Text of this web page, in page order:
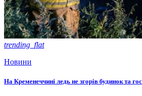
trending_flat
Новини
На Кременеччині ледь не згорів будинок та